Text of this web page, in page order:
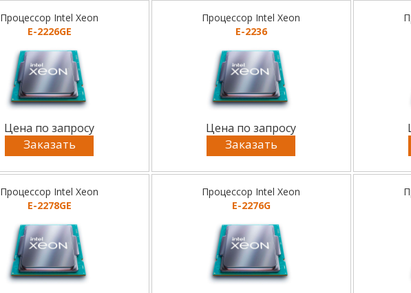
Процессор Intel Xeon
E-2226GE
Цена по запросу
Заказать
Процессор Intel Xeon
E-2236
Цена по запросу
Заказать
Процессор Intel Xeon
E-2278GE
Процессор Intel Xeon
E-2276G